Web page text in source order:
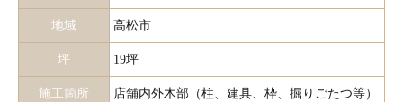
地域 高松市
坪 19坪
施工箇所 店舗内外木部（柱、建具、枠、掘りごたつ等）